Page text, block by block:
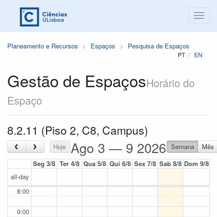
Planeamento e Recursos Espaços Pesquisa de Espaços
PT EN
Gestão de EspaçosHorário do
Espaço
8.2.11 (Piso 2, C8, Campus)
‹ › Hoje Ago 3 — 9 2026 Semana
Mês
Seg 3/8 Ter 4/8 Qua 5/8 Qui 6/8 Sex 7/8 Sab 8/8 Dom 9/8
all-day
8:00
9:00